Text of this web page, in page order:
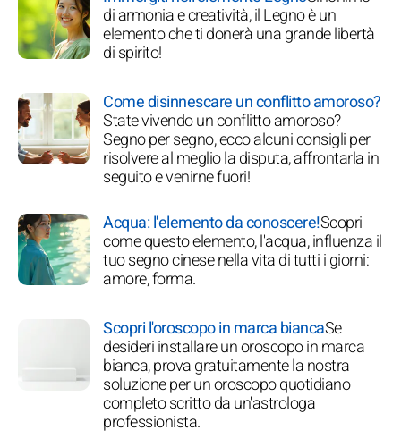
di armonia e creatività, il Legno è un
elemento che ti donerà una grande libertà
di spirito!
Come disinnescare un conflitto amoroso?
State vivendo un conflitto amoroso?
Segno per segno, ecco alcuni consigli per
risolvere al meglio la disputa, affrontarla in
seguito e venirne fuori!
Acqua: l'elemento da conoscere!Scopri
come questo elemento, l'acqua, influenza il
tuo segno cinese nella vita di tutti i giorni:
amore, forma.
Scopri l'oroscopo in marca biancaSe
desideri installare un oroscopo in marca
bianca, prova gratuitamente la nostra
soluzione per un oroscopo quotidiano
completo scritto da un'astrologa
professionista.